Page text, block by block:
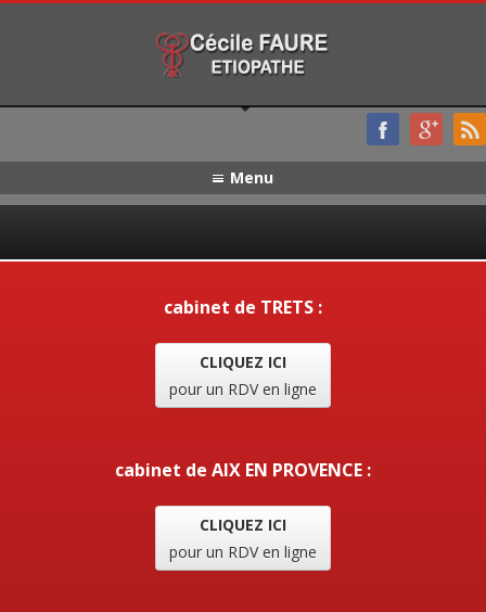
Menu
cabinet de TRETS :
CLIQUEZ ICI
pour un RDV en ligne
cabinet de AIX EN PROVENCE :
CLIQUEZ ICI
pour un RDV en ligne